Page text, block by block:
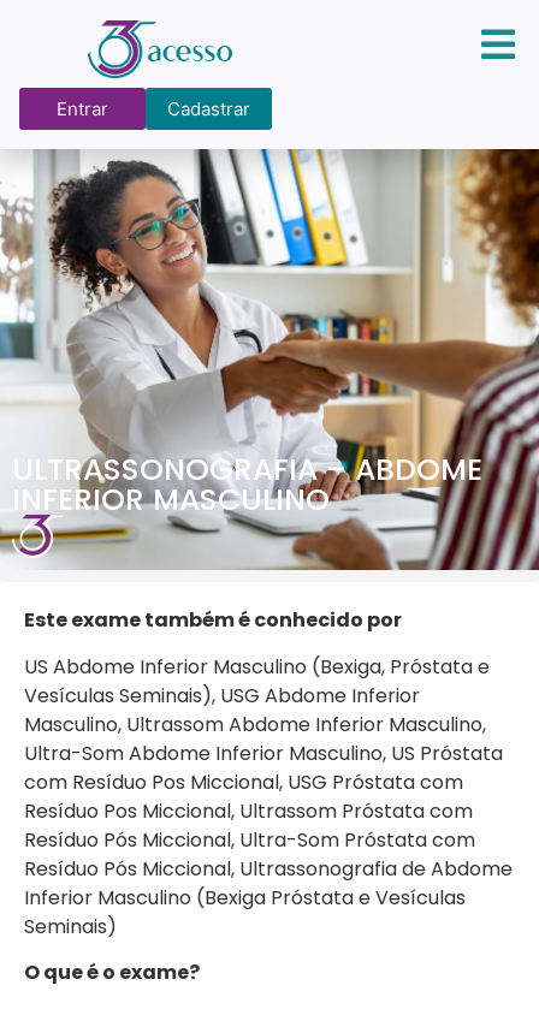
Entrar Cadastrar
ULTRASSONOGRAFIA – ABDOME
INFERIOR MASCULINO
Este exame também é conhecido por
US Abdome Inferior Masculino (Bexiga, Próstata e
Vesículas Seminais), USG Abdome Inferior
Masculino, Ultrassom Abdome Inferior Masculino,
Ultra-Som Abdome Inferior Masculino, US Próstata
com Resíduo Pos Miccional, USG Próstata com
Resíduo Pos Miccional, Ultrassom Próstata com
Resíduo Pós Miccional, Ultra-Som Próstata com
Resíduo Pós Miccional, Ultrassonografia de Abdome
Inferior Masculino (Bexiga Próstata e Vesículas
Seminais)
O que é o exame?